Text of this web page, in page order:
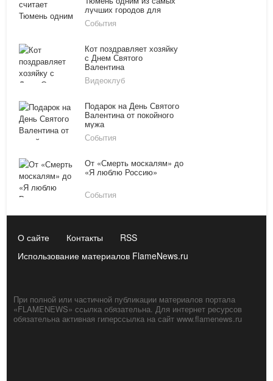
лучших городов для
жизни
События
Кот поздравляет хозяйку
с Днем Святого
Валентина
Видеоклуб
Подарок на День Святого
Валентина от покойного
мужа
События
От «Смерть москалям» до
«Я люблю Россию»
События
О сайте Контакты
RSS
Использование материалов FlameNews.ru
При полной или частичной публикации материалов портала
«FLAMENEWS» ссылка обязательна. Для интернет ресурсов
обязательна активная гиперссылка на сайт www.flamenews.ru